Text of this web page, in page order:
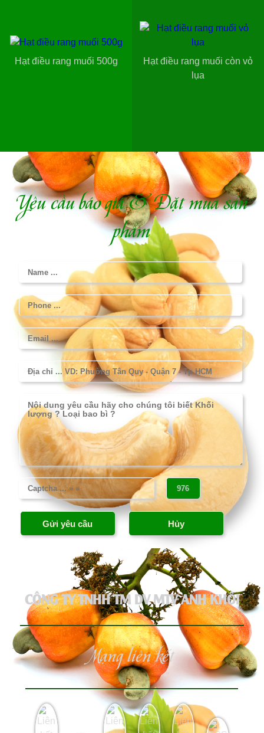
Hạt điều rang muối 500g
Hạt điều rang muối còn vỏ
lụa
Yêu cầu báo giá & Đặt mua sản
phẩm
CÔNG TY TNHH TM DV MTV ANH KHÔI
Mạng liên kết